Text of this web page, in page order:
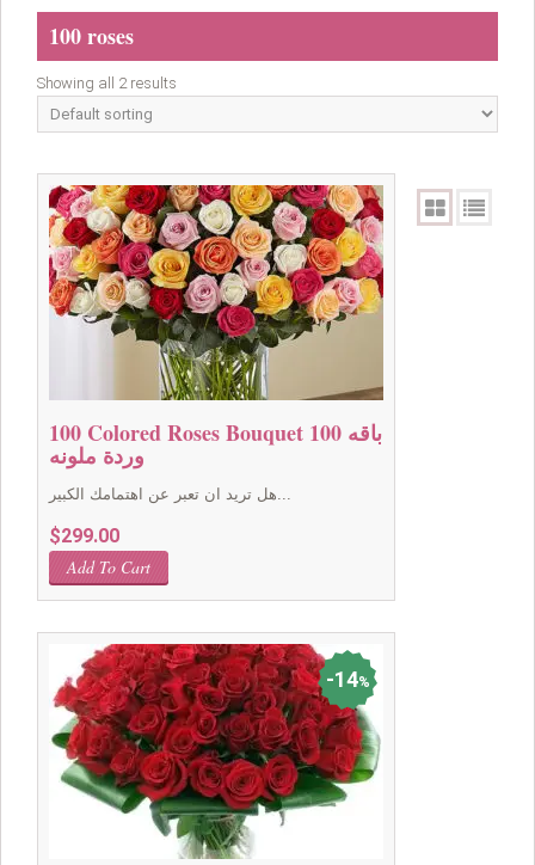
100 roses
Showing all 2 results
100 Colored Roses Bouquet باقه 100
وردة ملونه
هل تريد ان تعبر عن اهتمامك الكبير...
$299.00
Add To Cart
14%